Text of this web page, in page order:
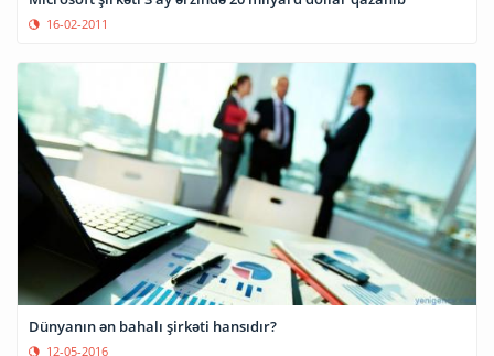
16-02-2011
Dünyanın ən bahalı şirkəti hansıdır?
12-05-2016